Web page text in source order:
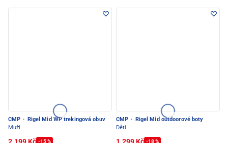
CMP ·
Rigel Mid WP trekingová obuv
Muži
2.199 Kč -15 %
CMP ·
Rigel Mid outdoorové boty
Děti
1.299 Kč -18 %